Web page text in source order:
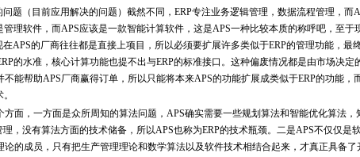
（目前应用解决的问题）截然不同，ERP专注业务逻辑管理，数据流程管理，而
理软件，而APS应该是一款智能计算软件，这是APS一种比较本质的称呼吧，至于
APS的厂商往往都是直接上项目，所以必须要扩展许多类似于ERP的管理功能，最
的水准，核心计算功能也提不出与ERP的标准接口。这种偏废情况都是由市场决定
能帮助APS厂商赢得订单，所以只能将本来APS的功能扩展成类似于ERP的功能，
，一方面是众所周知的算法问题，APS确实需要一些规划算法和智能优化算法，
，没有算法方面的技术储备，所以APS也称为ERP的技术瓶颈。二是APS不仅仅是
的成员，只有把生产管理理论和数学算法以及软件技术相结合起来，才真正具备了